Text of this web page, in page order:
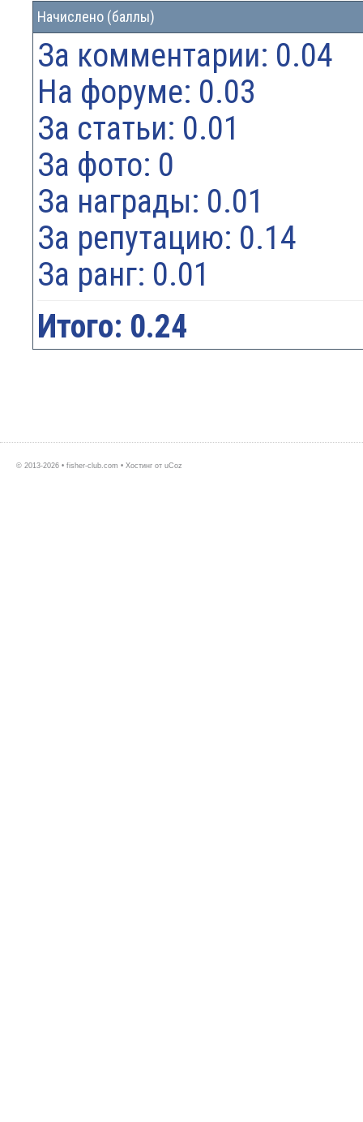
Начислено (баллы)
За комментарии: 0.04
На форуме: 0.03
За статьи: 0.01
За фото: 0
За награды: 0.01
За репутацию: 0.14
За ранг: 0.01
Итого: 0.24
© 2013-2026 • fisher-club.com • Хостинг от uCoz